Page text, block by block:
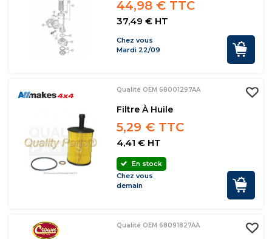
44,98 € TTC
37,49 € HT
Chez vous
Mardi 22/09
Qualité OEM 68001297AA
Filtre À Huile
5,29 € TTC
4,41 € HT
En stock
Chez vous
demain
Qualité OEM 68091827AA